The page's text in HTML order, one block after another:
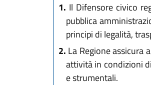
1. Il Difensore civico
pubblica
principi di legalità,
2. La Regione assicura
attività in condizioni
e strumentali.